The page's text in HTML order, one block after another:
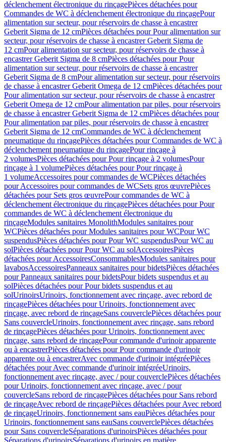
déclenchement électronique du rinçagePièces détachées pour
Commandes de WC à déclenchement électronique du rinçagePour
alimentation sur secteur, pour réservoirs de chasse à encastrer
Geberit Sigma de 12 cmPièces détachées pour Pour alimentation sur
secteur, pour réservoirs de chasse à encastrer Geberit Sigma de
12 cmPour alimentation sur secteur, pour réservoirs de chasse à
encastrer Geberit Sigma de 8 cmPièces détachées pour Pour
alimentation sur secteur, pour réservoirs de chasse à encastrer
Geberit Sigma de 8 cmPour alimentation sur secteur, pour réservoirs
de chasse à encastrer Geberit Omega de 12 cmPièces détachées pour
Pour alimentation sur secteur, pour réservoirs de chasse à encastrer
Geberit Omega de 12 cmPour alimentation par piles, pour réservoirs
de chasse à encastrer Geberit Sigma de 12 cmPièces détachées pour
Pour alimentation par piles, pour réservoirs de chasse à encastrer
Geberit Sigma de 12 cmCommandes de WC à déclenchement
pneumatique du rinçagePièces détachées pour Commandes de WC à
déclenchement pneumatique du rinçagePour rinçage à
2 volumesPièces détachées pour Pour rinçage à 2 volumesPour
rinçage à 1 volumePièces détachées pour Pour rinçage à
1 volumeAccessoires pour commandes de WCPièces détachées
pour Accessoires pour commandes de WCSets gros œuvrePièces
détachées pour Sets gros œuvrePour commandes de WC à
déclenchement électronique du rinçagePièces détachées pour Pour
commandes de WC à déclenchement électronique du
rinçageModules sanitaires MonolithModules sanitaires pour
WCPièces détachées pour Modules sanitaires pour WCPour WC
suspendusPièces détachées pour Pour WC suspendusPour WC au
solPièces détachées pour Pour WC au solAccessoiresPièces
détachées pour AccessoiresConsommablesModules sanitaires pour
lavabosAccessoiresPanneaux sanitaires pour bidetsPièces détachées
pour Panneaux sanitaires pour bidetsPour bidets suspendus et au
solPièces détachées pour Pour bidets suspendus et au
solUrinoirsUrinoirs, fonctionnement avec rinçage, avec rebord de
rinçagePièces détachées pour Urinoirs, fonctionnement avec
rinçage, avec rebord de rinçageSans couverclePièces détachées pour
Sans couvercleUrinoirs, fonctionnement avec rinçage, sans rebord
de rinçagePièces détachées pour Urinoirs, fonctionnement avec
rinçage, sans rebord de rinçagePour commande d'urinoir apparente
ou à encastrerPièces détachées pour Pour commande d'urinoir
apparente ou à encastrerAvec commande d'urinoir intégréePièces
détachées pour Avec commande d'urinoir intégréeUrinoirs,
fonctionnement avec rinçage, avec / pour couverclePièces détachées
pour Urinoirs, fonctionnement avec rinçage, avec / pour
couvercleSans rebord de rinçagePièces détachées pour Sans rebord
de rinçageAvec rebord de rinçagePièces détachées pour Avec rebord
de rinçageUrinoirs, fonctionnement sans eauPièces détachées pour
Urinoirs, fonctionnement sans eauSans couverclePièces détachées
pour Sans couvercleSéparations d'urinoirsPièces détachées pour
Séparations d'urinoirsSéparations d'urinoirs en matière